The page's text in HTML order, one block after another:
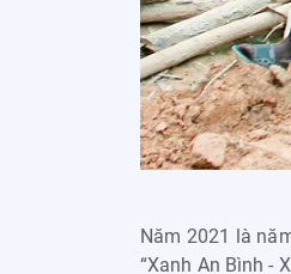
Năm 2021 là
“Xanh An Bình -